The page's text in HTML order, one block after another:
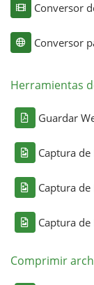
Conversor
Conversor
Herramientas
Guardar
Captura de
Captura
Captura de
Comprimir